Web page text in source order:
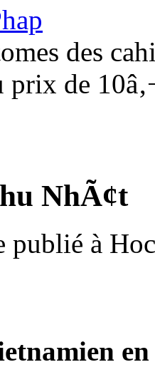
des
de
NhÃ¢t
publié à